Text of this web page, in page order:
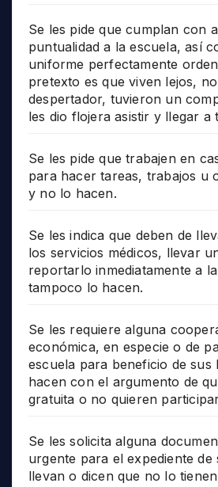
Se les pide que cumplan con
puntualidad a la escuela, así
uniforme perfectamente
pretexto es que viven lejos,
despertador, tuvieron un
les dio flojera asistir y llegar a
Se les pide que trabajen en
para hacer tareas, trabajos u
y no lo hacen.
Se les indica que deben de
los servicios médicos, llevar
reportarlo inmediatamente a
tampoco lo hacen.
Se les requiere alguna
económica, en especie o de
escuela para beneficio de sus
hacen con el argumento de
gratuita o no quieren
Se les solicita alguna
urgente para el expediente de
llevan o dicen que no lo